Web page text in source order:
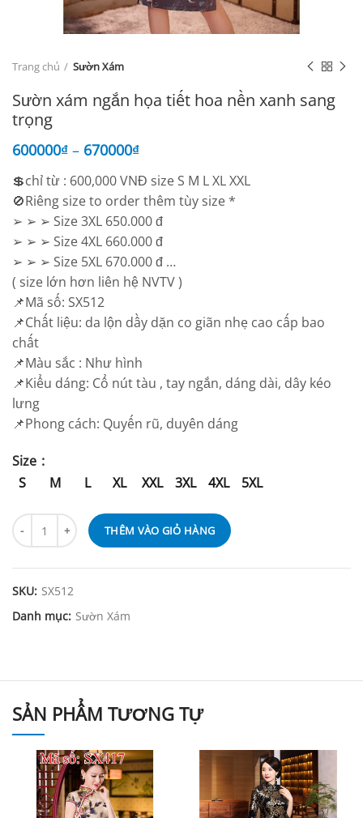
Trang chủ Sườn Xám
Sườn xám ngắn họa tiết hoa nền xanh sang
trọng
600000₫ – 670000₫
💲chỉ từ : 600,000 VNĐ size S M L XL XXL
🚫Riêng size to order thêm tùy size *
➢ ➢ ➢ Size 3XL 650.000 đ
➢ ➢ ➢ Size 4XL 660.000 đ
➢ ➢ ➢ Size 5XL 670.000 đ …
( size lớn hơn liên hệ NVTV )
📌Mã số: SX512
📌Chất liệu: da lộn dầy dặn co giãn nhẹ cao cấp bao
chất
📌Màu sắc : Như hình
📌Kiểu dáng: Cổ nút tàu , tay ngắn, dáng dài, dây kéo
lưng
📌Phong cách: Quyến rũ, duyên dáng
Size
S
M L XL XXL 3XL 4XL 5XL
THÊM VÀO GIỎ HÀNG
SKU: SX512
Danh mục: Sườn Xám
SẢN PHẨM TƯƠNG TỰ